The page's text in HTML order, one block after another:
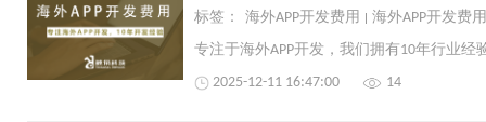
标签： 海外APP开发费用 海外APP开发费用
2025-12-11 16:47:00 14